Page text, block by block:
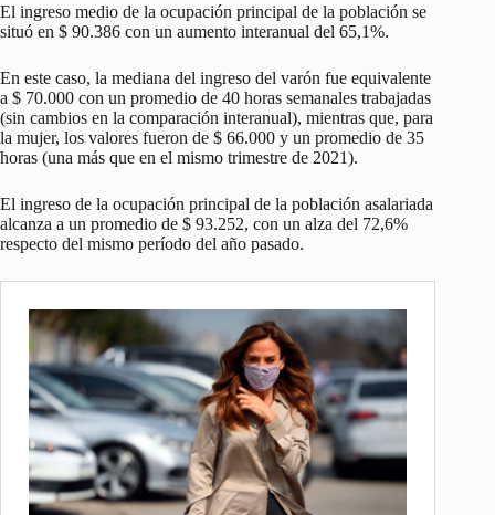
El ingreso medio de la ocupación principal de la población se
situó en $ 90.386 con un aumento interanual del 65,1%.
En este caso, la mediana del ingreso del varón fue equivalente
a $ 70.000 con un promedio de 40 horas semanales trabajadas
(sin cambios en la comparación interanual), mientras que, para
la mujer, los valores fueron de $ 66.000 y un promedio de 35
horas (una más que en el mismo trimestre de 2021).
El ingreso de la ocupación principal de la población asalariada
alcanza a un promedio de $ 93.252, con un alza del 72,6%
respecto del mismo período del año pasado.